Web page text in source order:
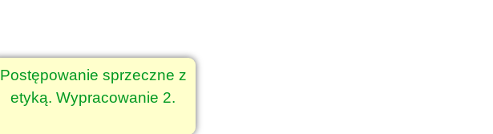
Postępowanie sprzeczne z
etyką. Wypracowanie 2.